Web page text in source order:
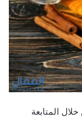
المتابعة